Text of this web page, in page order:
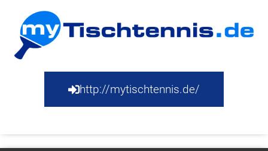
http://mytischtennis.de/